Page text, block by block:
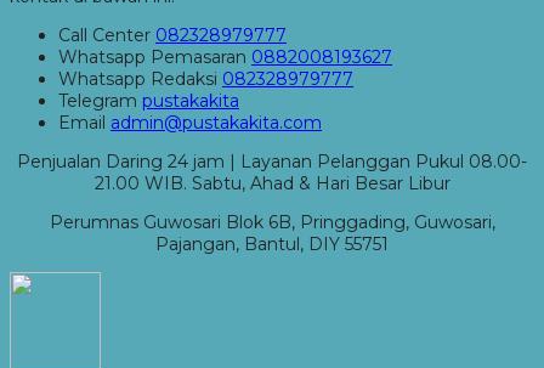
Call Center 082328979777
Whatsapp Pemasaran 0882008193627
Whatsapp Redaksi 082328979777
Telegram pustakakita
Email admin@pustakakita.com
Penjualan Daring 24 jam | Layanan Pelanggan Pukul 08.00-
21.00 WIB. Sabtu, Ahad & Hari Besar Libur
Perumnas Guwosari Blok 6B, Pringgading, Guwosari,
Pajangan, Bantul, DIY 55751